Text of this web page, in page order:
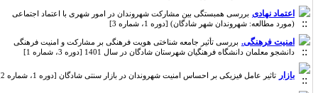
اعتماد نهادی بررسی همبستگی بین مشارکت شهروندان در امور شهری با اعتماد اجتماعی
(مورد مطالعه: شهروندان شهر شادگان) [دوره 1، شماره 3]
امنیت فرهنگی. بررسی تأثیر جامعه شناختی هویت فرهنگی بر مشارکت و امنیت فرهنگی
دانشجو معلمان دانشگاه فرهنگیان شهرستان شادگان در سال 1401 [دوره 3، شماره 1]
بازار تاثیر عامل فیزیکی بر احساس امنیت شهروندان در بازار سنتی شادگان [دوره 1، شماره 2]